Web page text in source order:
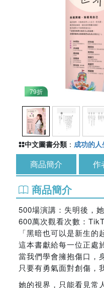
79折
中文圖書分類 ： 成功的人
商品簡介 作
商品簡介
500場演講：失明後，
600萬次觀看次數：
「黑暗也可以是新生的
這本書獻給每一位正處
當我們學會擁抱傷口
只要有勇氣面對創傷，
她的視界，只能看見常